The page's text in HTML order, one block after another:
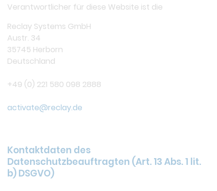
Verantwortlicher für diese Website ist die
Reclay Systems GmbH
Austr. 34
35745 Herborn
Deutschland
+49 (0) 221 580 098 2888
activate@reclay.de
Kontaktdaten des
Datenschutzbeauftragten (Art. 13 Abs. 1 lit.
b) DSGVO)